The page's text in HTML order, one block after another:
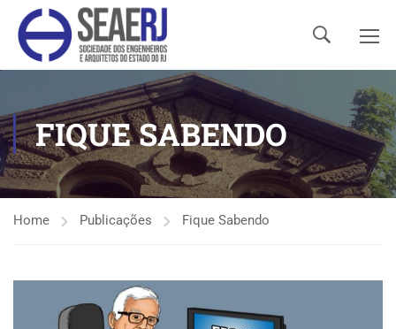
FIQUE SABENDO
Home Publicações Fique Sabendo